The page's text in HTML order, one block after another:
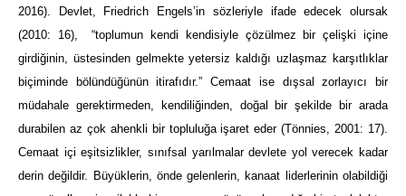
2016). Devlet, Friedrich Engels’in sözleriyle ifade edecek olursak
(2010: 16), “toplumun kendi kendisiyle çözülmez bir çelişki içine
girdiğinin, üstesinden gelmekte yetersiz kaldığı uzlaşmaz karşıtlıklar
biçiminde bölündüğünün itirafıdır.” Cemaat ise dışsal zorlayıcı bir
müdahale gerektirmeden, kendiliğinden, doğal bir şekilde bir arada
durabilen az çok ahenkli bir topluluğa işaret eder (Tönnies, 2001: 17).
Cemaat içi eşitsizlikler, sınıfsal yarılmalar devlete yol verecek kadar
derin değildir. Büyüklerin, önde gelenlerin, kanaat liderlerinin olabildiği